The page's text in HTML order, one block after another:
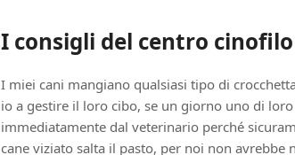
I consigli del centro
I miei cani mangiano qualsiasi tipo di
io a gestire il loro cibo, se un giorno uno di
immediatamente dal veterinario perché
cane viziato salta il pasto, per noi non avrebbe